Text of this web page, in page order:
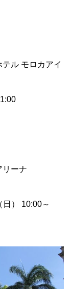
ル モロカアイ
ーナ
） 10:00～